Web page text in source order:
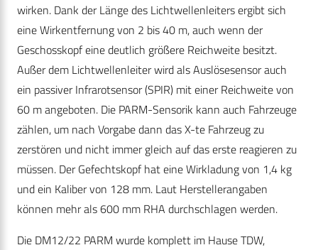
wirken. Dank der Länge des Lichtwellenleiters ergibt sich
eine Wirkentfernung von 2 bis 40 m, auch wenn der
Geschosskopf eine deutlich größere Reichweite besitzt.
Außer dem Lichtwellenleiter wird als Auslösesensor auch
ein passiver Infrarotsensor (SPIR) mit einer Reichweite von
60 m angeboten. Die PARM-Sensorik kann auch Fahrzeuge
zählen, um nach Vorgabe dann das X-te Fahrzeug zu
zerstören und nicht immer gleich auf das erste reagieren zu
müssen. Der Gefechtskopf hat eine Wirkladung von 1,4 kg
und ein Kaliber von 128 mm. Laut Herstellerangaben
können mehr als 600 mm RHA durchschlagen werden.
Die DM12/22 PARM wurde komplett im Hause TDW,